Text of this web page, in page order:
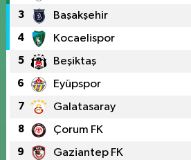
3 Başakşehir
4 Kocaelispor
5 Beşiktaş
6 Eyüpspor
7 Galatasaray
8 Çorum FK
9 Gaziantep FK